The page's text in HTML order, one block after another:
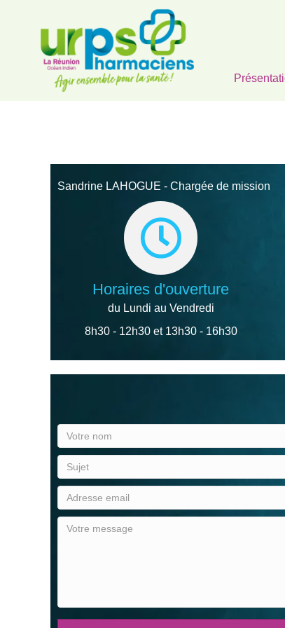
Sandrine LAHOGUE - Chargée de mission
Horaires d'ouverture
du Lundi au Vendredi
8h30 - 12h30 et 13h30 - 16h30